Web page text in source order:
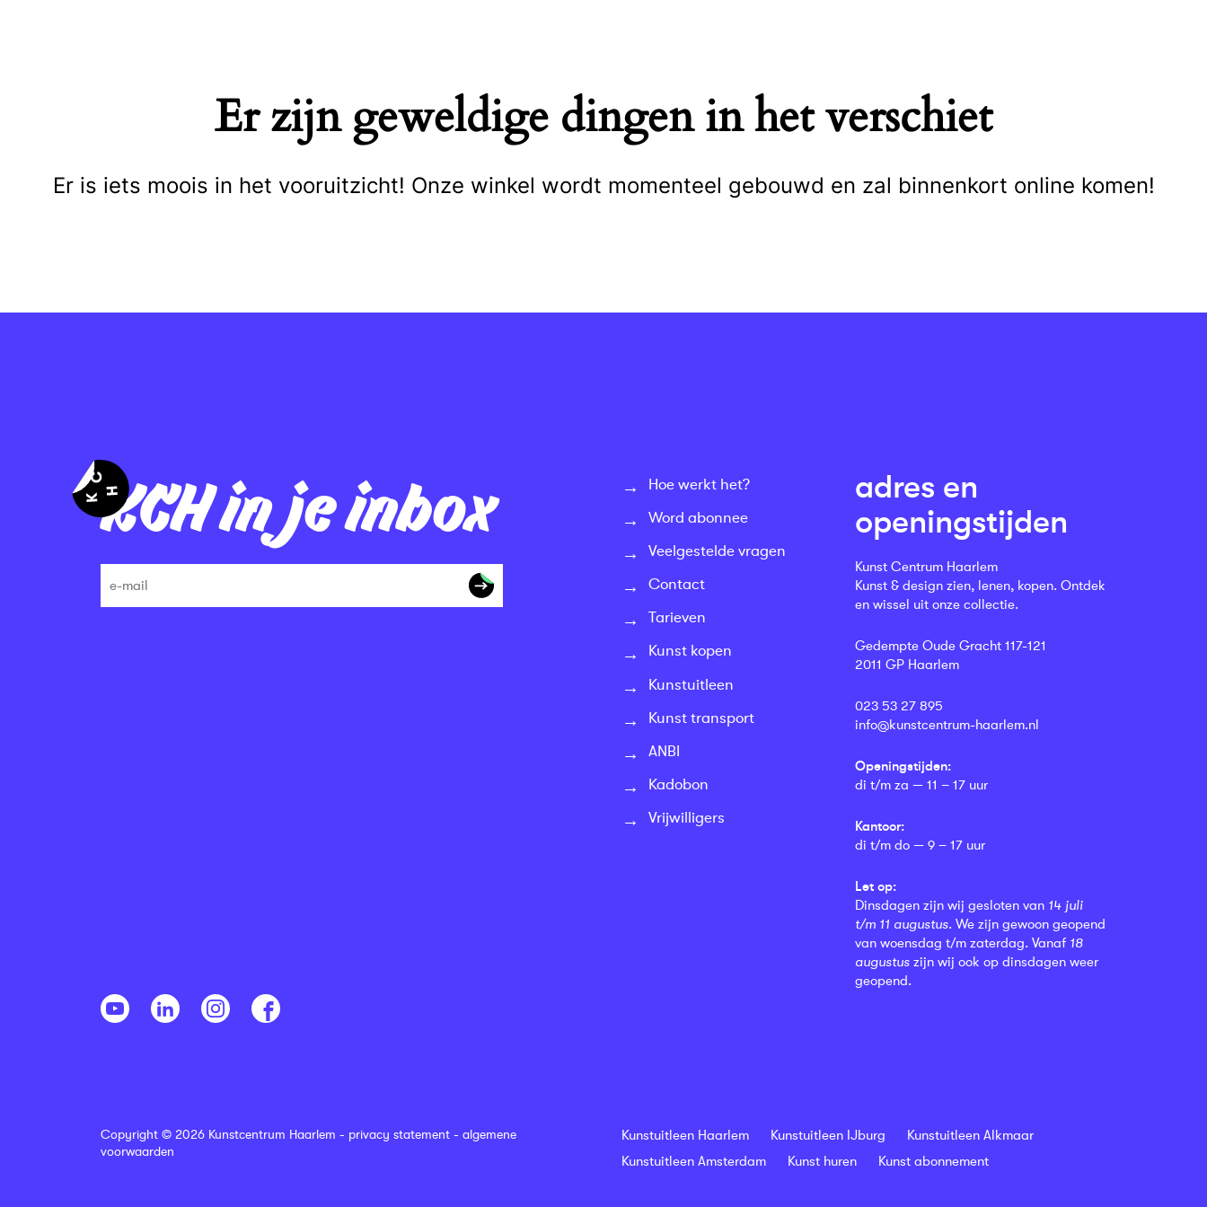
Er zijn geweldige dingen in het verschiet
Er is iets moois in het vooruitzicht! Onze winkel wordt momenteel gebouwd en zal binnenkort online komen!
KCH in je inbox
Hoe werkt het?
Word abonnee
Veelgestelde vragen
Contact
Tarieven
Kunst kopen
Kunstuitleen
Kunst transport
ANBI
Kadobon
Vrijwilligers
adres en
openingstijden
Kunst Centrum Haarlem
Kunst & design zien, lenen, kopen. Ontdek
en wissel uit onze collectie.
Gedempte Oude Gracht 117-121
2011 GP Haarlem
023 53 27 895
info@kunstcentrum-haarlem.nl
Openingstijden:
di t/m za — 11 – 17 uur
Kantoor:
di t/m do — 9 – 17 uur
Let op:
Dinsdagen zijn wij gesloten van 14 juli
t/m 11 augustus. We zijn gewoon geopend
van woensdag t/m zaterdag. Vanaf 18
augustus zijn wij ook op dinsdagen weer
geopend.
Copyright © 2026 Kunstcentrum Haarlem - privacy statement - algemene
voorwaarden
Kunstuitleen Haarlem Kunstuitleen IJburg
Kunstuitleen Alkmaar
Kunstuitleen Amsterdam
Kunst huren Kunst abonnement